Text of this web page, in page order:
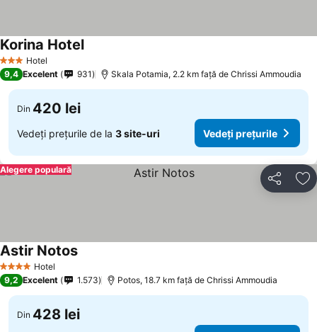
3 SteleHotel
Korina Hotel
9,4 Excelent 931 Skala Potamia, 2.2 km faţă de Chrissi Ammoudia
Din 420 lei
Vedeți prețurile de la 3 site-uri Vedeți prețurile
Distribuiți
Alegere populară
4 Stele Hotel
Astir Notos
9,2 Excelent 1.573 Potos, 18.7 km faţă de Chrissi Ammoudia
Din 428 lei